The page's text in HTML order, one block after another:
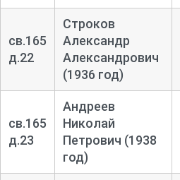
св.165
д.22
Строков
Александр
Александрович
(1936 год)
св.165
д.23
Андреев
Николай
Петрович (1938
год)